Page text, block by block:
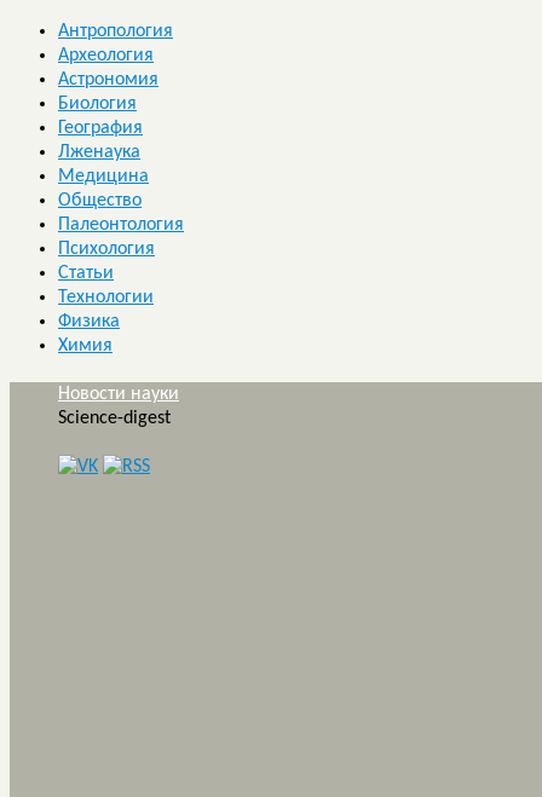
Антропология
Археология
Астрономия
Биология
География
Лженаука
Медицина
Общество
Палеонтология
Психология
Статьи
Технологии
Физика
Химия
Новости науки
Science-digest